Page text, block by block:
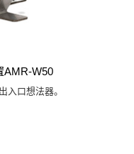
AMR-W50
入口想法器。